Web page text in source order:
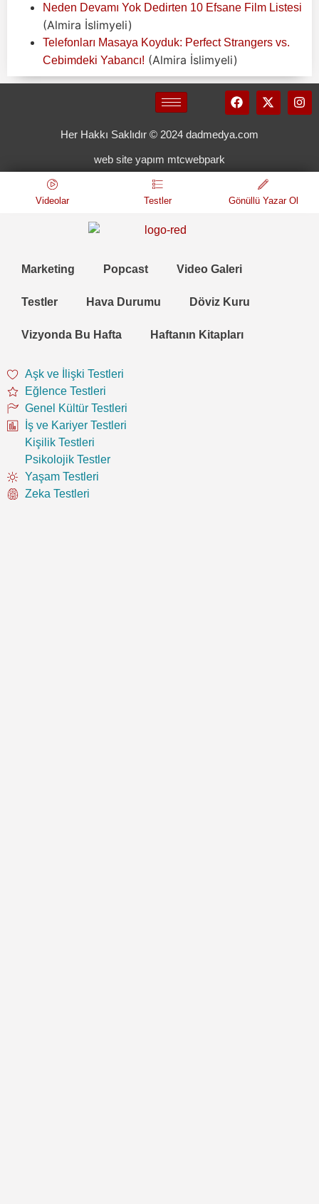
Neden Devamı Yok Dedirten 10 Efsane Film Listesi
(Almira İslimyeli)
Telefonları Masaya Koyduk: Perfect Strangers vs.
Cebimdeki Yabancı! (Almira İslimyeli)
Her Hakkı Saklıdır © 2024 dadmedya.com
web site yapım mtcwebpark
Videolar Testler Gönüllü Yazar Ol
Marketing Popcast Video Galeri
Testler Hava Durumu Döviz Kuru
Vizyonda Bu Hafta Haftanın Kitapları
Aşk ve İlişki Testleri
Eğlence Testleri
Genel Kültür Testleri
İş ve Kariyer Testleri
Kişilik Testleri
Psikolojik Testler
Yaşam Testleri
Zeka Testleri